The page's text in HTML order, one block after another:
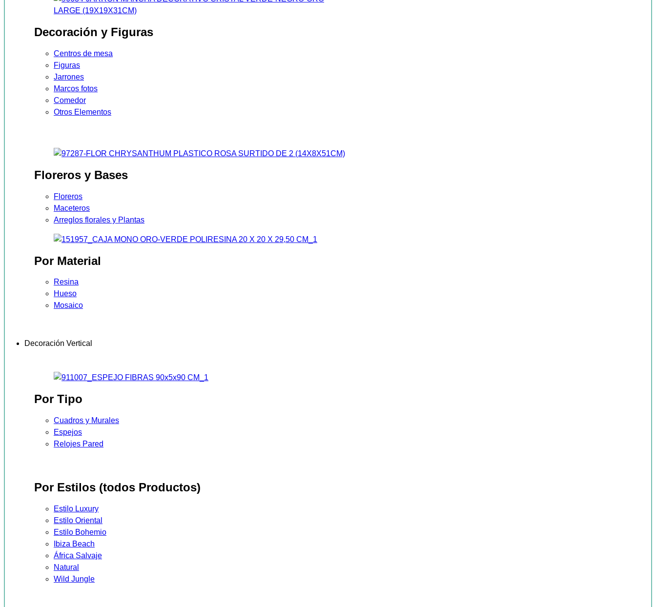
Decoración y Figuras
Centros de mesa
Figuras
Jarrones
Marcos fotos
Comedor
Otros Elementos
Floreros y Bases
Floreros
Maceteros
Arreglos florales y Plantas
Por Material
Resina
Hueso
Mosaico
Decoración Vertical
Por Tipo
Cuadros y Murales
Espejos
Relojes Pared
Por Estilos (todos Productos)
Estilo Luxury
Estilo Oriental
Estilo Bohemio
Ibiza Beach
África Salvaje
Natural
Wild Jungle